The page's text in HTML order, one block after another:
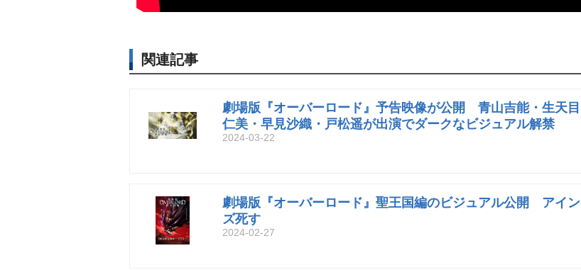
関連記事
劇場版『オーバーロード』予告映像が公開 青山吉能・生天目
仁美・早見沙織・戸松遥が出演でダークなビジュアル解禁
2024-03-22
劇場版『オーバーロード』聖王国編のビジュアル公開 アイン
ズ死す
2024-02-27